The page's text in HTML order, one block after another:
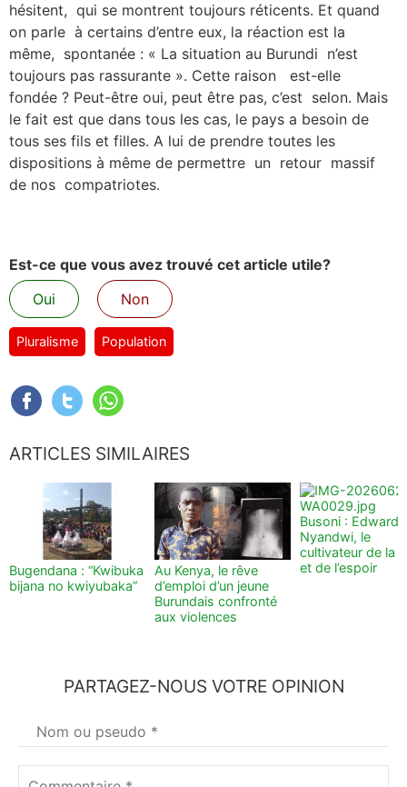
hésitent, qui se montrent toujours réticents. Et quand
on parle à certains d’entre eux, la réaction est la
même, spontanée : « La situation au Burundi n’est
toujours pas rassurante ». Cette raison est-elle
fondée ? Peut-être oui, peut être pas, c’est selon. Mais
le fait est que dans tous les cas, le pays a besoin de
tous ses fils et filles. A lui de prendre toutes les
dispositions à même de permettre un retour massif
de nos compatriotes.
Est-ce que vous avez trouvé cet article utile?
Oui
Non
Pluralisme Population
ARTICLES SIMILAIRES
Bugendana : “Kwibuka
bijana no kwiyubaka”
Au Kenya, le rêve
d’emploi d’un jeune
Burundais confronté
aux violences
Busoni : Edward
Nyandwi, le
cultivateur de la
et de l’espoir
PARTAGEZ-NOUS VOTRE OPINION
Votre
nom*
Commentaire